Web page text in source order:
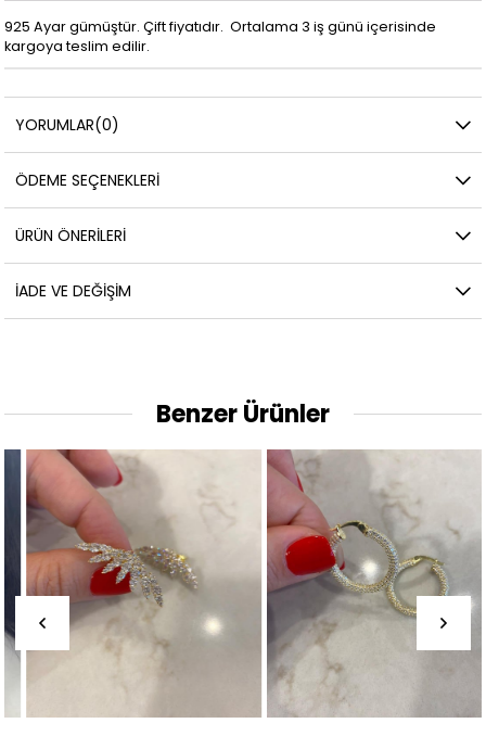
925 Ayar gümüştür. Çift fiyatıdır. Ortalama 3 iş günü içerisinde
kargoya teslim edilir.
YORUMLAR(0)
ÖDEME SEÇENEKLERI
ÜRÜN ÖNERILERI
İADE VE DEĞIŞIM
Benzer Ürünler